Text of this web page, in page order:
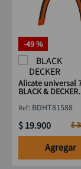
-49 %
Alicate universal
BLACK & DECKER
: BDHT81588
$ 19.900 $
Agregar